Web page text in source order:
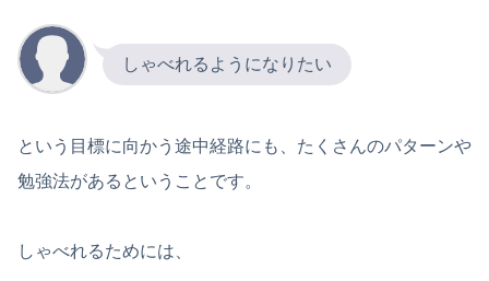
しゃべれるようになりたい
という目標に向かう途中経路にも、たくさんのパターンや
勉強法があるということです。
しゃべれるためには、